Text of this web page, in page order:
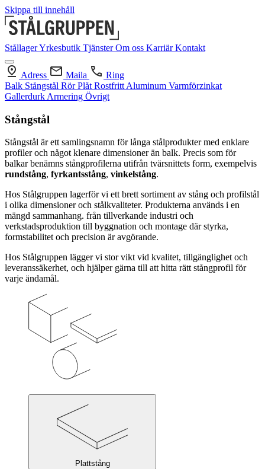
Skippa till innehåll
StållagerYrkesbutik TjänsterOm oss KarriärKontakt
Adress Maila
Ring
Balk Stångstål RörPlåt Rostfritt Aluminum Varmförzinkat
Gallerdurk Armering Övrigt
Stångstål
Stångstål är ett samlingsnamn för långa stålprodukter med enklare
profiler och något klenare dimensioner än balk. Precis som för
balkar benämns stångprofilerna utifrån tvärsnittets form, exempelvis
rundstång, fyrkantsstång, vinkelstång.
Hos Stålgruppen lagerför vi ett brett sortiment av stång och profilstål
i olika dimensioner och stålkvaliteter. Produkterna används i en
mängd sammanhang. från tillverkande industri och
verkstadsproduktion till byggnation och montage där styrka,
formstabilitet och precision är avgörande.
Hos Stålgruppen lägger vi stor vikt vid kvalitet, tillgänglighet och
leveranssäkerhet, och hjälper gärna till att hitta rätt stångprofil för
varje ändamål.
Plattstång